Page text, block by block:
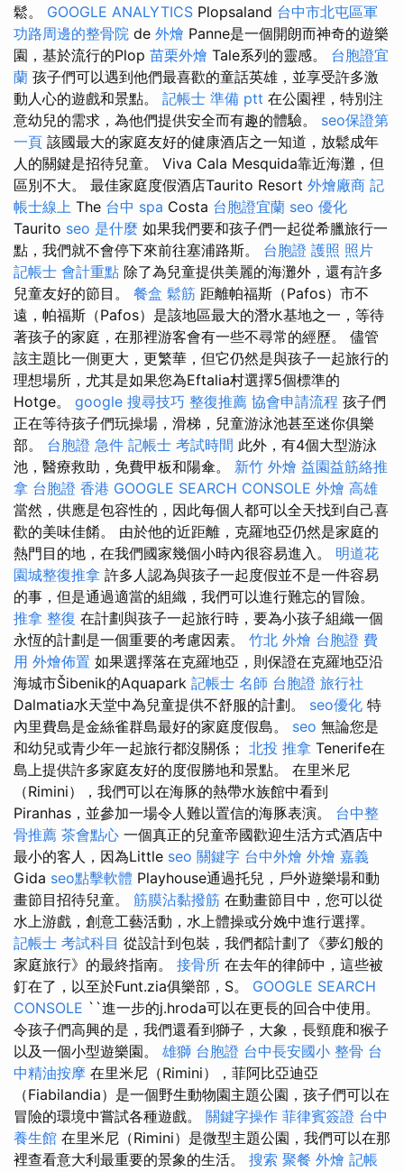
鬆。 GOOGLE ANALYTICS Plopsaland 台中市北屯區軍
功路周邊的整骨院 de 外燴 Panne是一個開朗而神奇的遊樂
園，基於流行的Plop 苗栗外燴 Tale系列的靈感。 台胞證宜
蘭 孩子們可以遇到他們最喜歡的童話英雄，並享受許多激
動人心的遊戲和景點。 記帳士 準備 ptt 在公園裡，特別注
意幼兒的需求，為他們提供安全而有趣的體驗。 seo保證第
一頁 該國最大的家庭友好的健康酒店之一知道，放鬆成年
人的關鍵是招待兒童。 Viva Cala Mesquida靠近海灘，但
區別不大。 最佳家庭度假酒店Taurito Resort 外燴廠商 記
帳士線上 The 台中 spa Costa 台胞證宜蘭 seo 優化
Taurito seo 是什麼 如果我們要和孩子們一起從希臘旅行一
點，我們就不會停下來前往塞浦路斯。 台胞證 護照 照片
記帳士 會計重點 除了為兒童提供美麗的海灘外，還有許多
兒童友好的節目。 餐盒 鬆筋 距離帕福斯（Pafos）市不
遠，帕福斯（Pafos）是該地區最大的潛水基地之一，等待
著孩子的家庭，在那裡游客會有一些不尋常的經歷。 儘管
該主題比一側更大，更繁華，但它仍然是與孩子一起旅行的
理想場所，尤其是如果您為Eftalia村選擇5個標準的
Hotge。 google 搜尋技巧 整復推薦 協會申請流程 孩子們
正在等待孩子們玩操場，滑梯，兒童游泳池甚至迷你俱樂
部。 台胞證 急件 記帳士 考試時間 此外，有4個大型游泳
池，醫療救助，免費甲板和陽傘。 新竹 外燴 益園益筋絡推
拿 台胞證 香港 GOOGLE SEARCH CONSOLE 外燴 高雄
當然，供應是包容性的，因此每個人都可以全天找到自己喜
歡的美味佳餚。 由於他的近距離，克羅地亞仍然是家庭的
熱門目的地，在我們國家幾個小時內很容易進入。 明道花
園城整復推拿 許多人認為與孩子一起度假並不是一件容易
的事，但是通過適當的組織，我們可以進行難忘的冒險。
推拿 整復 在計劃與孩子一起旅行時，要為小孩子組織一個
永恆的計劃是一個重要的考慮因素。 竹北 外燴 台胞證 費
用 外燴佈置 如果選擇落在克羅地亞，則保證在克羅地亞沿
海城市Šibenik的Aquapark 記帳士 名師 台胞證 旅行社
Dalmatia水天堂中為兒童提供不舒服的計劃。 seo優化 特
內里費島是金絲雀群島最好的家庭度假島。 seo 無論您是
和幼兒或青少年一起旅行都沒關係； 北投 推拿 Tenerife在
島上提供許多家庭友好的度假勝地和景點。 在里米尼
（Rimini），我們可以在海豚的熱帶水族館中看到
Piranhas，並參加一場令人難以置信的海豚表演。 台中整
骨推薦 茶會點心 一個真正的兒童帝國歡迎生活方式酒店中
最小的客人，因為Little seo 關鍵字 台中外燴 外燴 嘉義
Gida seo點擊軟體 Playhouse通過托兒，戶外遊樂場和動
畫節目招待兒童。 筋膜沾黏撥筋 在動畫節目中，您可以從
水上游戲，創意工藝活動，水上體操或分娩中進行選擇。
記帳士 考試科目 從設計到包裝，我們都計劃了《夢幻般的
家庭旅行》的最終指南。 接骨所 在去年的律師中，這些被
釘在了，以至於Funt.zia俱樂部，S。 GOOGLE SEARCH
CONSOLE ``進一步的j.hroda可以在更長的回合中使用。
令孩子們高興的是，我們還看到獅子，大象，長頸鹿和猴子
以及一個小型遊樂園。 雄獅 台胞證 台中長安國小 整骨 台
中精油按摩 在里米尼（Rimini），菲阿比亞迪亞
（Fiabilandia）是一個野生動物園主題公園，孩子們可以在
冒險的環境中嘗試各種遊戲。 關鍵字操作 菲律賓簽證 台中
養生館 在里米尼（Rimini）是微型主題公園，我們可以在那
裡查看意大利最重要的景象的生活。 搜索 聚餐 外燴 記帳